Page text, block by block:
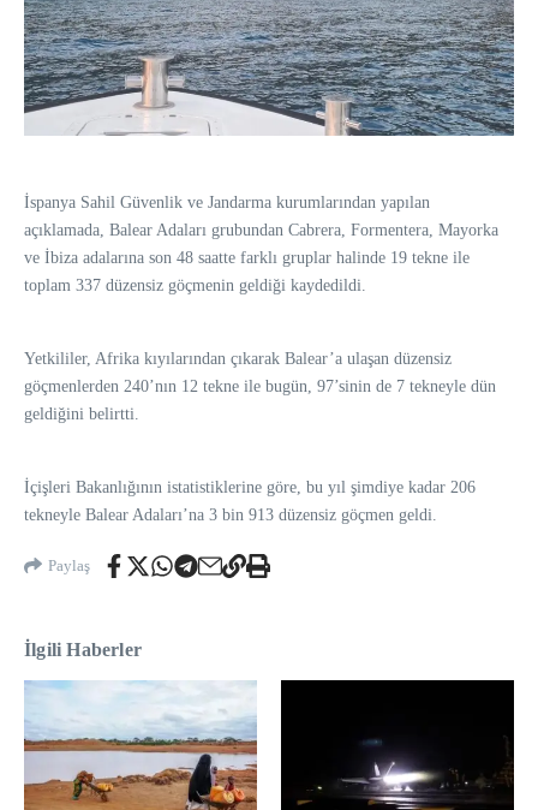
İspanya Sahil Güvenlik ve Jandarma kurumlarından yapılan
açıklamada, Balear Adaları grubundan Cabrera, Formentera, Mayorka
ve İbiza adalarına son 48 saatte farklı gruplar halinde 19 tekne ile
toplam 337 düzensiz göçmenin geldiği kaydedildi.
Yetkililer, Afrika kıyılarından çıkarak Balear’a ulaşan düzensiz
göçmenlerden 240’nın 12 tekne ile bugün, 97’sinin de 7 tekneyle dün
geldiğini belirtti.
İçişleri Bakanlığının istatistiklerine göre, bu yıl şimdiye kadar 206
tekneyle Balear Adaları’na 3 bin 913 düzensiz göçmen geldi.
Paylaş
İlgili Haberler